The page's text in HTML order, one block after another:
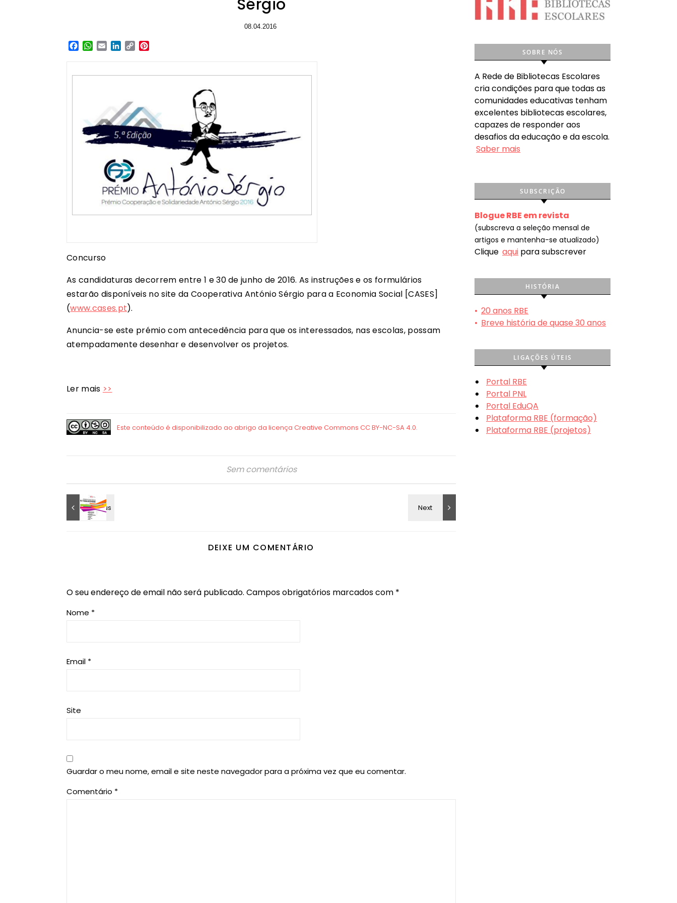
Sérgio
08.04.2016
Facebook
WhatsApp
EmailLinkedIn
Copy
Concurso
As candidaturas decorrem entre 1 e 30 de junho de 2016. As instruções e os formulários
estarão disponíveis no site da Cooperativa António Sérgio para a Economia Social [CASES]
(www.cases.pt).
Anuncia-se este prémio com antecedência para que os interessados, nas escolas, possam
atempadamente desenhar e desenvolver os projetos.
Ler mais >>
Sem comentários
DEIXE UM COMENTÁRIO
O seu endereço de email não será publicado. Campos obrigatórios marcados com *
Nome *
Email *
Site
Guardar o meu nome, email e site neste navegador para a próxima vez que eu comentar.
Comentário *
SOBRE NÓS
A Rede de Bibliotecas Escolares
cria condições para que todas as
comunidades educativas tenham
excelentes bibliotecas escolares,
capazes de responder aos
desafios da educação e da escola.
Saber mais
SUBSCRIÇÃO
Blogue RBE em revista
(subscreva a seleção mensal de
artigos e mantenha-se atualizado)
Clique aqui para subscrever
HISTÓRIA
• 20 anos RBE
• Breve história de quase 30 anos
LIGAÇÕES ÚTEIS
Portal RBE
Portal PNL
Portal EduQA
Plataforma RBE (formação)
Plataforma RBE (projetos)